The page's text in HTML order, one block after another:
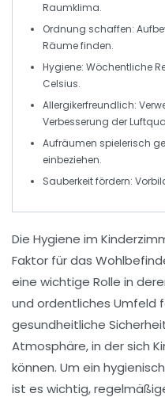
Raumklima.
Ordnung schaffen:
Räume finden.
Hygiene: Wöchentliche
Celsius.
Allergikerfreundlich:
Verbesserung der
Aufräumen spielerisch
einbeziehen.
Sauberkeit fördern:
Die Hygiene im
Faktor für das
eine wichtige Rolle in
und ordentliches Umfeld
gesundheitliche
Atmosphäre, in der sich
können. Um ein
ist es wichtig,